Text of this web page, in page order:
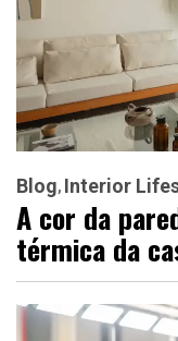
Blog Interior
A cor da
térmica da